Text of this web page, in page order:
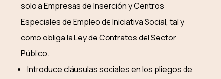
solo a Empresas de Inserción y Centros
Especiales de Empleo de Iniciativa Social, tal y
como obliga la Ley de Contratos del Sector
Público.
Introduce cláusulas sociales en los pliegos de